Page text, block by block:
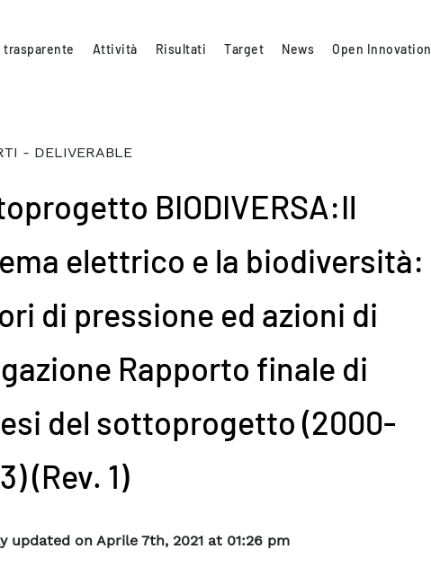
trasparente Attività Risultati Target News Open Innovation
- DELIVERABLE
BIODIVERSA:Il
elettrico e la biodiversità:
di pressione ed azioni di
Rapporto finale di
del sottoprogetto (2000-
(Rev. 1)
updated on Aprile 7th, 2021 at 01:26 pm